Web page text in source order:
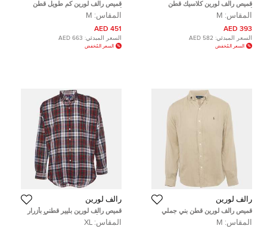
قميص رالف لورين كلاسيك قطن
أخضر مقاس وسط (ميديم)
المقاس: M
393 AED
السعر المبدئي: 582 AED
السعر المُخفض
قميص رالف لورين كم طويل قطن
أصفر مقاس متوسط
المقاس: M
451 AED
السعر المبدئي: 663 AED
السعر المُخفض
رالف لورين
قميص رالف لورين قطن بني جملي
بتطريز شعار بقصة مخصصة مقاس
وسط - ميديوم
المقاس: M
رالف لورين
قميص رالف لورين بليير قطني بأزرار
كاروهات أحمر مقاس كبير جداً (إكس
لارج)
المقاس: XL